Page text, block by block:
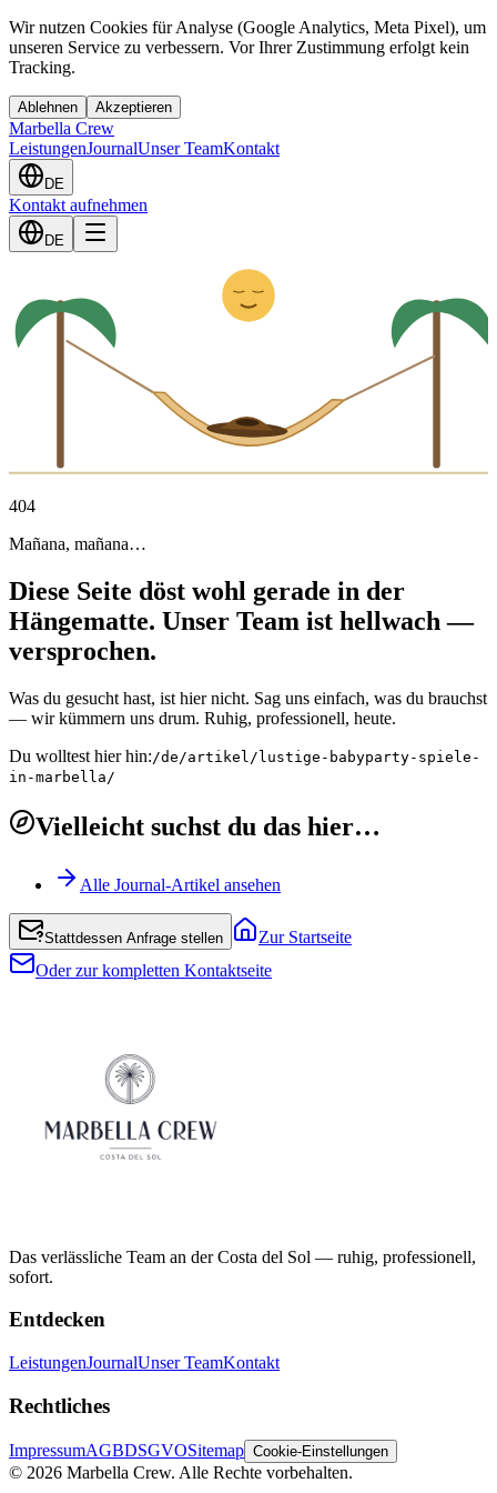
Wir nutzen Cookies für Analyse (Google Analytics, Meta Pixel), um
unseren Service zu verbessern. Vor Ihrer Zustimmung erfolgt kein
Tracking.
Ablehnen Akzeptieren
Marbella Crew
LeistungenJournalUnser TeamKontakt
DE
Kontakt aufnehmen
DE
404
Mañana, mañana…
Diese Seite döst wohl gerade in der
Hängematte. Unser Team ist hellwach —
versprochen.
Was du gesucht hast, ist hier nicht. Sag uns einfach, was du brauchst
— wir kümmern uns drum. Ruhig, professionell, heute.
Du wolltest hier hin: /de/artikel/lustige-babyparty-spiele-
in-marbella/
Vielleicht suchst du das hier…
Alle Journal-Artikel ansehen
Stattdessen Anfrage stellen
Zur Startseite
Oder zur kompletten Kontaktseite
Das verlässliche Team an der Costa del Sol — ruhig, professionell,
sofort.
Entdecken
LeistungenJournalUnser TeamKontakt
Rechtliches
ImpressumAGBDSGVOSitemap Cookie-Einstellungen
© 2026 Marbella Crew. Alle Rechte vorbehalten.